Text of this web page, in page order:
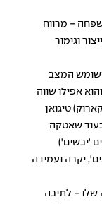
- מרווח
וגימור
המצב
אפילו שווה
טיגואן
שאטקה
'יבשים')
יקרה ועמידה
שלו - לתיבה